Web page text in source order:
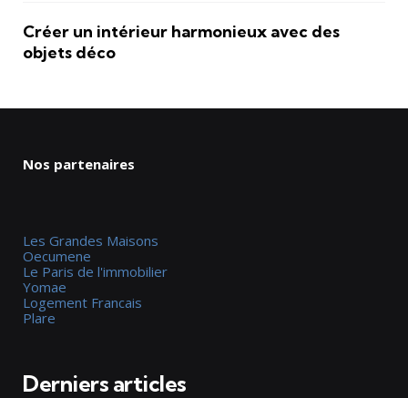
Créer un intérieur harmonieux avec des
objets déco
Nos partenaires
Les Grandes Maisons
Oecumene
Le Paris de l'immobilier
Yomae
Logement Francais
Plare
Derniers articles